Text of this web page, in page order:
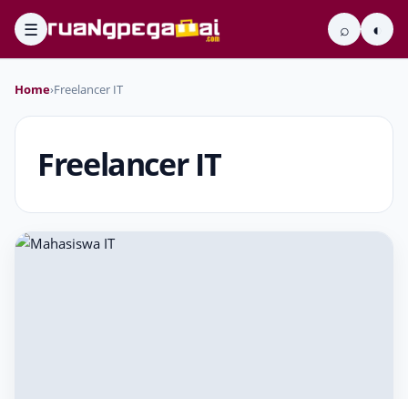
☰ ⌕ ◐
Home›Freelancer IT
Freelancer IT